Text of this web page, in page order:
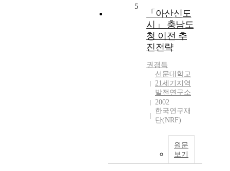
5
「아산신도
시」 충남도
청 이전 추
진전략
권경득
선문대학교
21세기지역
발전연구소
2002
한국연구재
단(NRF)
원문
보기